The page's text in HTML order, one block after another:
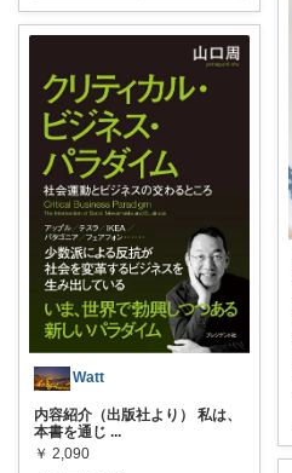
Watt
内容紹介（出版社より） 私は、
本書を通じ ...
￥ 2,090